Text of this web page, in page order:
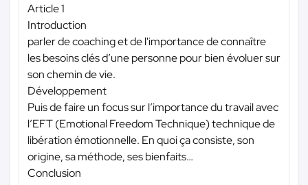
Article 1
Introduction
parler de coaching et de l'importance de connaître
les besoins clés d’une personne pour bien évoluer sur
son chemin de vie.
Développement
Puis de faire un focus sur l’importance du travail avec
l’EFT (Emotional Freedom Technique) technique de
libération émotionnelle. En quoi ça consiste, son
origine, sa méthode, ses bienfaits…
Conclusion